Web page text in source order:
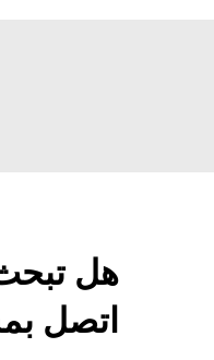
هل
اتصل